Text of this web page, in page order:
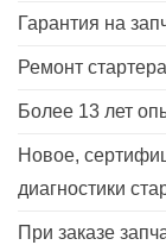
Гарантия на
Ремонт
Более 13 лет
Новое,
диагностики
При заказе